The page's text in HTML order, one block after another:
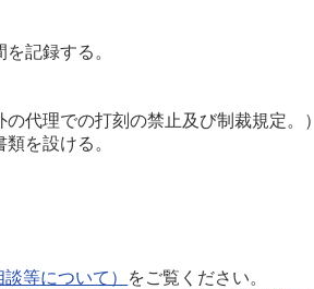
記録する。
代理での打刻の禁止及び制裁規定。）
を設ける。
等について）
をご覧ください。